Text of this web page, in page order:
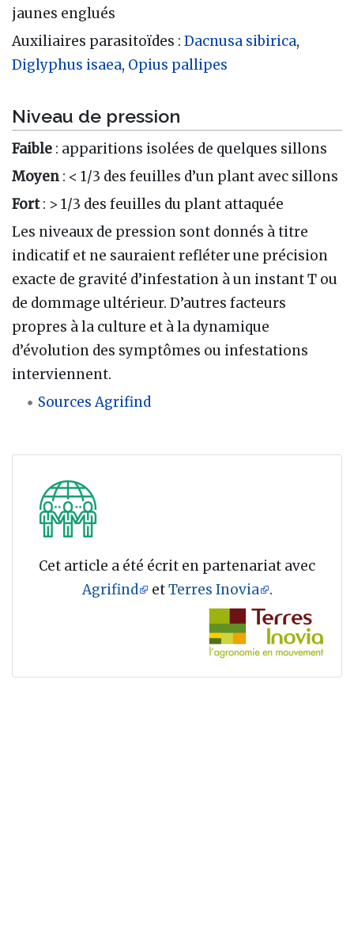
jaunes englués
Auxiliaires parasitoïdes : Dacnusa sibirica,
Diglyphus isaea, Opius pallipes
Niveau de pression
Faible : apparitions isolées de quelques sillons
Moyen : < 1/3 des feuilles d’un plant avec sillons
Fort: > 1/3 des feuilles du plant attaquée
Les niveaux de pression sont donnés à titre
indicatif et ne sauraient refléter une précision
exacte de gravité d’infestation à un instant T ou
de dommage ultérieur. D’autres facteurs
propres à la culture et à la dynamique
d’évolution des symptômes ou infestations
interviennent.
Sources Agrifind
Cet article a été écrit en partenariat avec
Agrifind
etTerres Inovia .